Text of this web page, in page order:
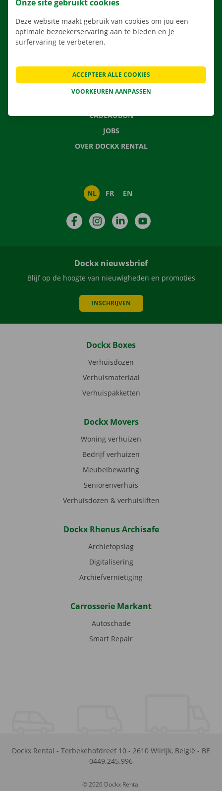
APP
VERHUISOPLOSSINGEN
CONTACTEER ONS
VEELGESTELDE VRAGEN
CADEAUBON
JOBS
OVER DOCKX RENTAL
NL FR EN
FacebookInstagramLinkedIn
Dockx nieuwsbrief
Blijf op de hoogte van nieuwigheden en promoties
INSCHRIJVEN
Dockx Boxes
Verhuisdozen
Verhuismateriaal
Verhuispakketten
Dockx Movers
Woning verhuizen
Bedrijf verhuizen
Meubelbewaring
Seniorenverhuis
Verhuisdozen & verhuisliften
Dockx Rhenus Archisafe
Archiefopslag
Digitalisering
Archiefvernietiging
Carrosserie Markant
Autoschade
Smart Repair
Dockx Rental - Terbekehofdreef 10 - 2610 Wilrijk, België - BE
0449.245.996
© 2026 Dockx Rental
Onze site gebruikt cookies
Deze website maakt gebruik van cookies om jou een
optimale bezoekerservaring aan te bieden en je
surfervaring te verbeteren.
VOORKEUREN AANPASSEN
ACCEPTEER ALLE COOKIES